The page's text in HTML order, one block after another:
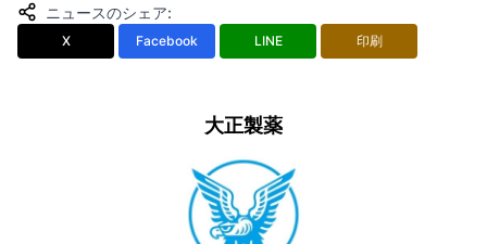
ニュースのシェア:
X Facebook LINE 印刷
大正製薬